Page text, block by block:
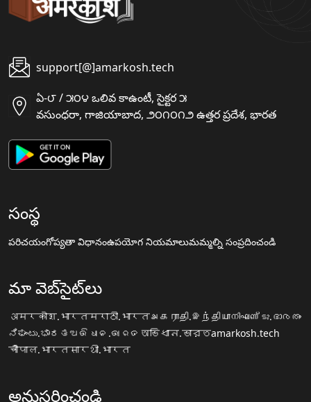
support[@]amarkosh.tech
ఏ-౮ / ౫౦౪ ఒలివ కాఉంటీ, సైక్టర ౫
వసుంధరా, గాజియాబాద, ౨౦౧౦౧౨ ఉత్తర ప్రదేశ, భారత
సంస్థ
పరిచయంగోప్యతా విధానంఉపయోగ నియమాలుమమ్మల్ని సంప్రదించండి
మా వెబ్‌సైట్‌లు
अमरकोश.भारतमराठी.भारतஅகராதி.இந்தியாനിഘണ്ടു.ഭാരതം
ನಿಘಂಟು.ಭಾರತ ଅଭିଧାନ.ଭାରତ অভিধান.ভারতamarkosh.tech
चौपाल.भारतसारथी.भारत
అనుసరించండి